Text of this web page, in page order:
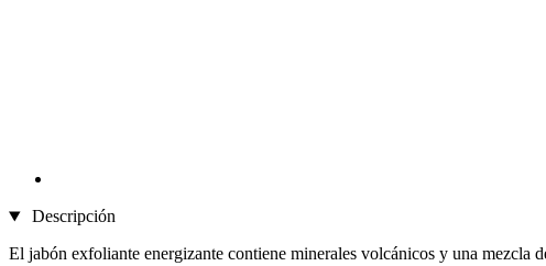
Descripción
El jabón exfoliante energizante contiene minerales volcánicos y una mezcla